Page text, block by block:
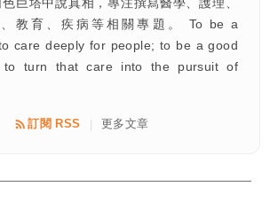
教育、疾病等相關專題。 To be a
care deeply for people; to be a good
to turn that care into the pursuit of
訂閱 RSS | 更多文章